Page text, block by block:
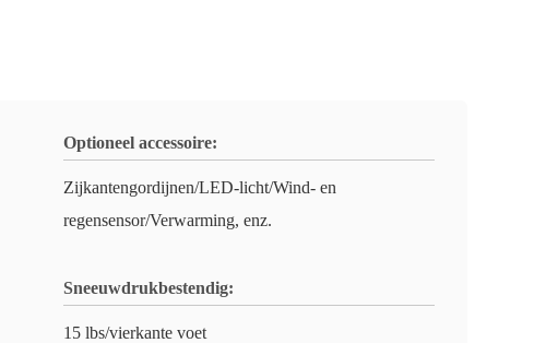
Optioneel accessoire:
Zijkantengordijnen/LED-licht/Wind- en
regensensor/Verwarming, enz.
Sneeuwdrukbestendig:
15 lbs/vierkante voet